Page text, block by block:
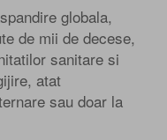
globala,
de mii de decese,
sanitare si
atat
sau doar la